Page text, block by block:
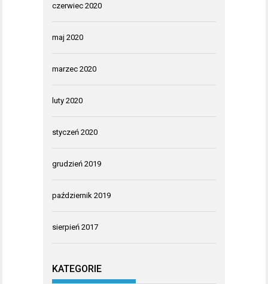
czerwiec 2020
maj 2020
marzec 2020
luty 2020
styczeń 2020
grudzień 2019
październik 2019
sierpień 2017
KATEGORIE